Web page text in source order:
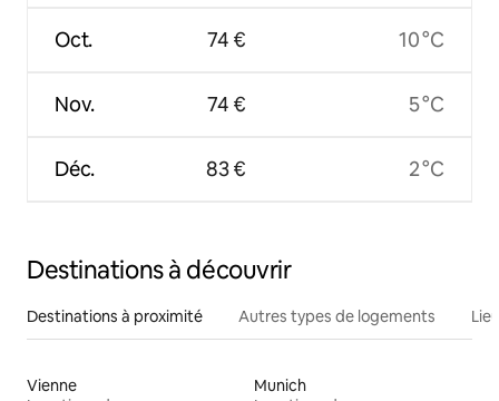
Oct.
Nov.
Déc.
74 €
74 €
83 €
10 °C
5 °C
2 °C
Destinations à découvrir
Destinations à proximité Autres types de logements
Vienne
Munich